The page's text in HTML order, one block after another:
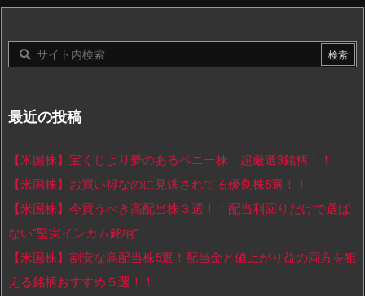
最近の投稿
【米国株】宝くじより夢のあるペニー株 超厳選3銘柄！！
【米国株】お買い得なのに見逃されてる優良株5選！！
【米国株】今買うべき高配当株３選！！配当利回りだけで選ば
ない“堅実インカム銘柄”
【米国株】割安な高配当株5選！配当金と値上がり益の両方を狙
える銘柄おすすめ５選！！